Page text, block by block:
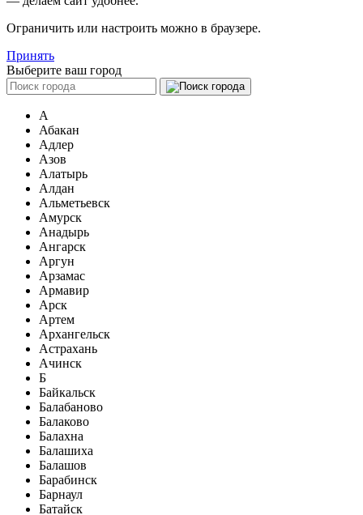
Ограничить или настроить можно в браузере.
Принять
Выберите ваш город
А
Абакан
Адлер
Азов
Алатырь
Алдан
Альметьевск
Амурск
Анадырь
Ангарск
Аргун
Арзамас
Армавир
Арск
Артем
Архангельск
Астрахань
Ачинск
Б
Байкальск
Балабаново
Балаково
Балахна
Балашиха
Балашов
Барабинск
Барнаул
Батайск